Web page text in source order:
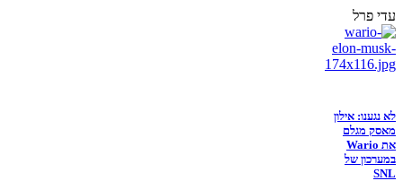
עדי פרל
לא נגענו: אילון
מאסק מגלם
את Wario
במערכון של
SNL